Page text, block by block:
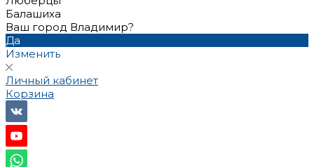
Балашиха
Ваш город Владимир?
Да
Изменить
Личный кабинет
Корзина